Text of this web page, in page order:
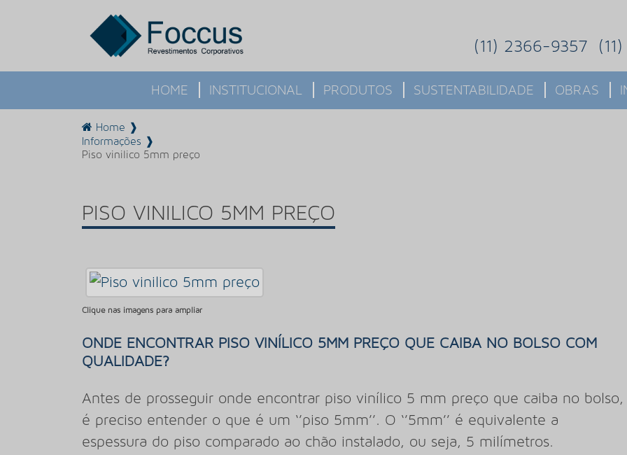
(11) 2366-9357
HOME INSTITUCIONAL PRODUTOS SUSTENTABILIDADE OBRAS
Home ❱
Informações ❱
Piso vinilico 5mm preço
PISO VINILICO 5MM PREÇO
Clique nas imagens para ampliar
ONDE ENCONTRAR PISO VINÍLICO 5MM PREÇO QUE CAIBA NO BOLSO COM
QUALIDADE?
Antes de prosseguir onde encontrar piso vinílico 5 mm preço que caiba no bolso,
é preciso entender o que é um ‘’piso 5mm’’. O ‘’5mm’’ é equivalente a
espessura do piso comparado ao chão instalado, ou seja, 5 milímetros.